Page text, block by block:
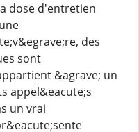
dose d'entretien
des
sont
&agrave; un
appel&eacute;s
un vrai